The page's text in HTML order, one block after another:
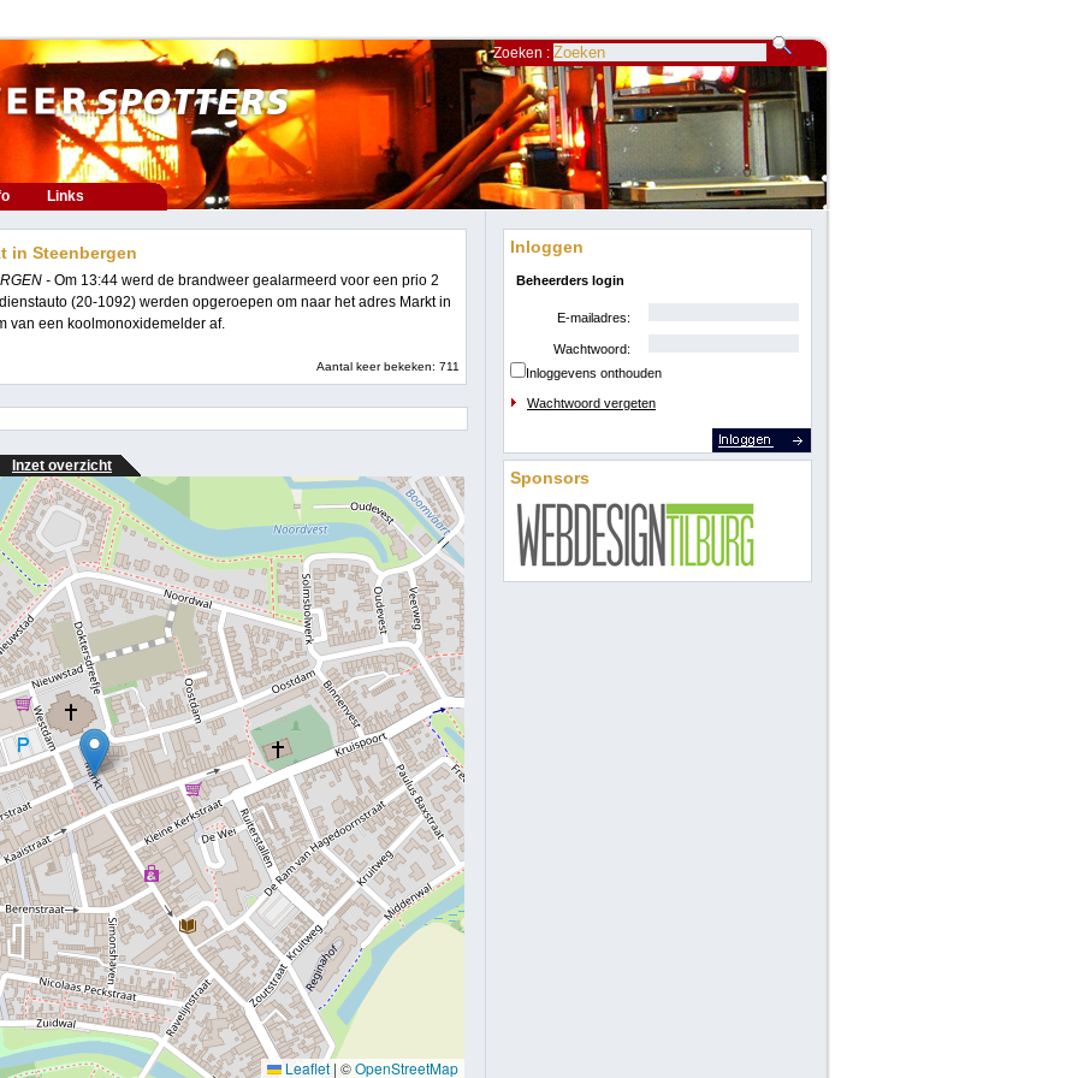
Zoeken :
Links
in Steenbergen
- Om 13:44 werd de brandweer gealarmeerd voor een prio 2
(20-1092) werden opgeroepen om naar het adres Markt in
van een koolmonoxidemelder af.
Aantal keer bekeken: 711
Inzet overzicht
Leaflet | ©OpenStreetMap
Inloggen
Beheerders login
E-mailadres:
Wachtwoord:
Inloggevens onthouden
Wachtwoord vergeten
Sponsors